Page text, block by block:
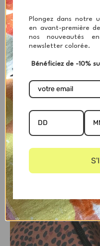
Plongez dans notre
en avant-première
nos nouveautés
newsletter colorée.
Bénéficiez de -10%